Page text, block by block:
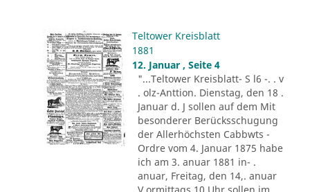
Teltower Kreisblatt
1881
12. Januar , Seite 4
"...Teltower Kreisblatt- S l6 -. . v
. olz-Anttion. Dienstag, den 18 .
Januar d. J sollen auf dem Mit
besonderer Berücksschugung
der Allerhöchsten Cabbwts -
Ordre vom 4. Januar 1875 habe
ich am 3. anuar 1881 in- .
anuar, Freitag, den 14,. anuar